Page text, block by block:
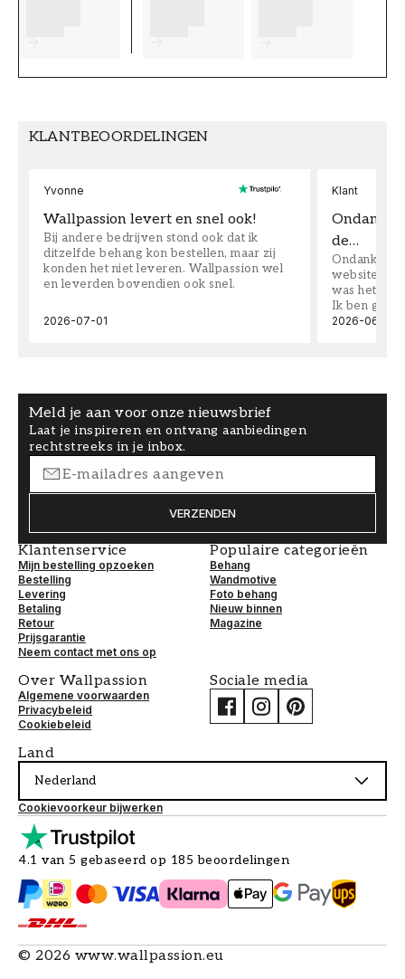
KLANTBEOORDELINGEN
Yvonne
Wallpassion levert en snel ook!
Bij andere bedrijven stond ook dat ik
ditzelfde behang kon bestellen, maar zij
konden het niet leveren. Wallpassion wel
en leverden bovendien ook snel.
2026-07-01
Klant
Ondanks
de…
Ondanks
website
was het
Ik ben
2026-06-08
Meld je aan voor onze nieuwsbrief
Laat je inspireren en ontvang aanbiedingen
rechtstreeks in je inbox.
VERZENDEN
Klantenservice
Mijn bestelling opzoeken
Bestelling
Levering
Betaling
Retour
Prijsgarantie
Neem contact met ons op
Populaire categorieën
Behang
Wandmotive
Foto behang
Nieuw binnen
Magazine
Over Wallpassion
Algemene voorwaarden
Privacybeleid
Cookiebeleid
Sociale media
Land
Nederland
Cookievoorkeur bijwerken
4.1 van 5 gebaseerd op 185 beoordelingen
© 2026 www.wallpassion.eu